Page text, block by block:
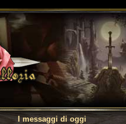
I messaggi di oggi